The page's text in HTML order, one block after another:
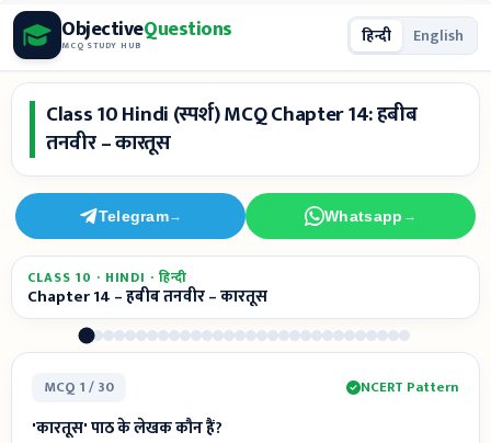
Skip
to
content
ObjectiveQuestions
MCQ STUDY HUB हिन्दी English
Class 10 Hindi (स्पर्श) MCQ Chapter 14: हबीब
तनवीर – कारतूस
Telegram→ Whatsapp →
CLASS 10 · HINDI · हिन्दी
Chapter 14 – हबीब तनवीर – कारतूस
MCQ 1 / 30 NCERT Pattern
'कारतूस' पाठ के लेखक कौन हैं?